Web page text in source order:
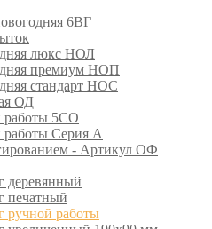
6ВГ
люкс НОЛ
премиум НОП
стандарт НОС
ОД
работы 5СО
Серия А
- Артикул ОФ
деревянный
печатный
ручной работы